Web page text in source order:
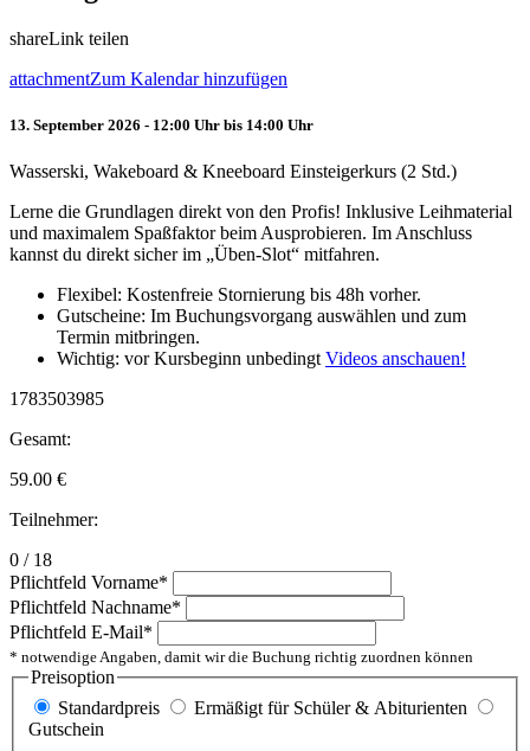
shareLink teilen
attachmentZum Kalendar hinzufügen
13. September 2026 - 12:00 Uhr bis 14:00 Uhr
Wasserski, Wakeboard & Kneeboard Einsteigerkurs (2 Std.)
Lerne die Grundlagen direkt von den Profis! Inklusive Leihmaterial
und maximalem Spaßfaktor beim Ausprobieren. Im Anschluss
kannst du direkt sicher im „Üben-Slot“ mitfahren.
Flexibel: Kostenfreie Stornierung bis 48h vorher.
Gutscheine: Im Buchungsvorgang auswählen und zum
Termin mitbringen.
Wichtig: vor Kursbeginn unbedingt Videos anschauen!
1783503985
Gesamt:
59.00 €
Teilnehmer:
0 / 18
Pflichtfeld Vorname*
Pflichtfeld Nachname*
Pflichtfeld E-Mail*
* notwendige Angaben, damit wir die Buchung richtig zuordnen können
Preisoption
Standardpreis
Ermäßigt für Schüler & Abiturienten
Gutschein